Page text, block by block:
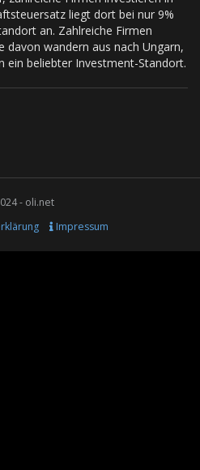
liegt dort bei nur 9%
an. Zahlreiche Firmen
davon wandern aus nach Ungarn,
ein beliebter Investment-Standort.
- oli.net
Impressum